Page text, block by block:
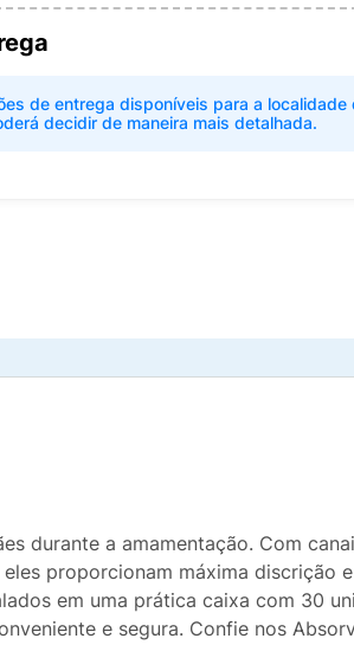
de entrega disponíveis para a localidade
decidir de maneira mais detalhada.
durante a amamentação. Com
proporcionam máxima discrição
em uma prática caixa com 30
e segura. Confie nos